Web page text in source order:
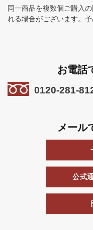
同一商品を複数個ご購入
れる場合がございます。予
お電話
0120-281-
メール
公式